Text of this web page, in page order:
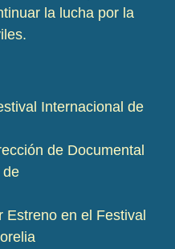
la lucha por la
Internacional de
de Documental
de
Estreno en el Festival